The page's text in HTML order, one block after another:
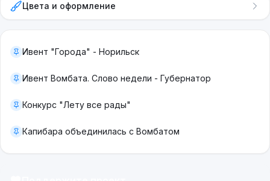
Цвета и оформление
Ивент "Города" - Норильск
Ивент Вомбата. Слово недели - Губернатор
Конкурс "Лету все рады"
Капибара объединилась с Вомбатом